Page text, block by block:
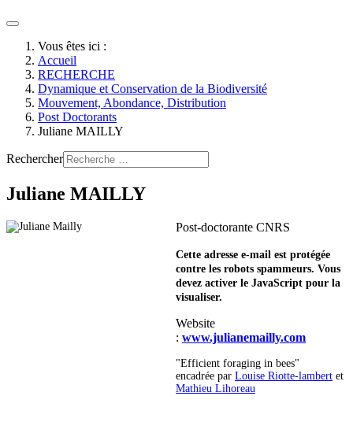
Vous êtes ici :
Accueil
RECHERCHE
Dynamique et Conservation de la Biodiversité
Mouvement, Abondance, Distribution
Post Doctorants
Juliane MAILLY
Rechercher
Juliane MAILLY
Post-doctorante CNRS
Cette adresse e-mail est protégée
contre les robots spammeurs. Vous
devez activer le JavaScript pour la
visualiser.
Website
: www.julianemailly.com
"Efficient foraging in bees"
encadrée par Louise Riotte-lambert et
Mathieu Lihoreau